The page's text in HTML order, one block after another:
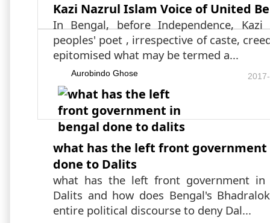
Kazi Nazrul Islam Voice of United
In Bengal, before Independence,
peoples' poet , irrespective of caste,
epitomised what may be termed a...
Aurobindo Ghose
what has the left front government
done to Dalits
what has the left front government in
Dalits and how does Bengal's
entire political discourse to deny Dal...